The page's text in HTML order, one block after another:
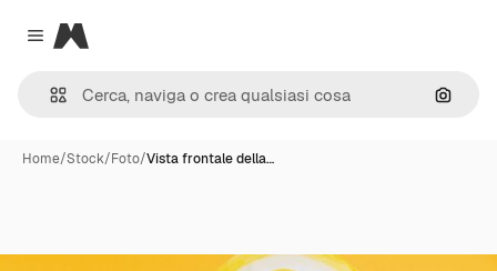
Close menu
Magnific
Cerca
Home/Stock/Foto/Vista frontale della…